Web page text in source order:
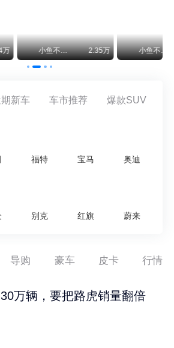
万 小鱼不刹车 2.35万 小鱼不刹车
新车 车市推荐 爆款SUV
福特 宝马 奥迪
别克 红旗 蔚来
导购 豪车 皮卡 行情
万辆，要把路虎销量翻倍